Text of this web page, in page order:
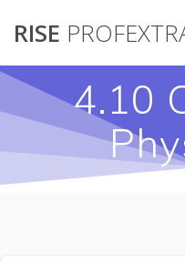
RISE
4.10